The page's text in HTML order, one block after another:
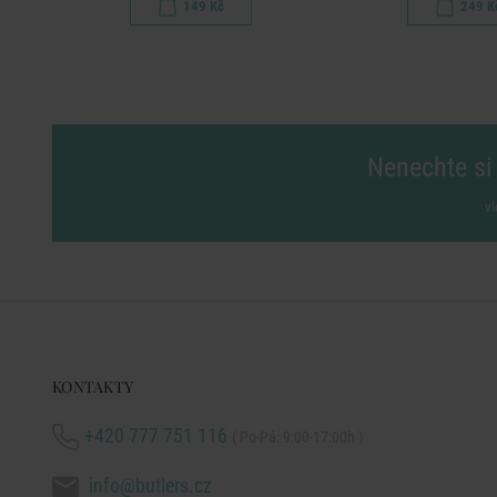
149 Kč 249
Nenechte
KONTAKTY
+420 777 751 116
info@butlers.cz